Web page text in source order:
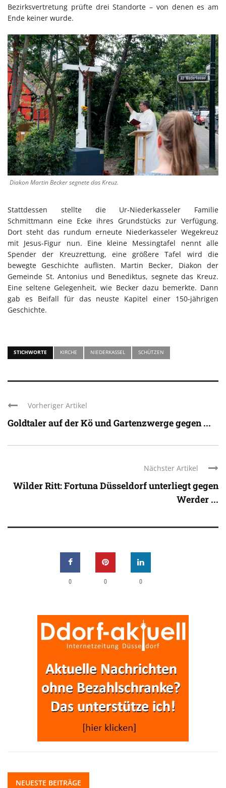
Bezirksvertretung prüfte drei Standorte – von denen es am
Ende keiner wurde.
Diakon Martin Becker segnete das Kreuz.
Stattdessen stellte die Ur-Niederkasseler Familie
Schmittmann eine Ecke ihres Grundstücks zur Verfügung.
Dort steht das rundum erneute Niederkasseler Wegekreuz
mit Jesus-Figur nun. Eine kleine Messingtafel nennt alle
Spender der Kreuzrettung, eine größere Tafel wird die
bewegte Geschichte auflisten. Martin Becker, Diakon der
Gemeinde St. Antonius und Benediktus, segnete das Kreuz.
Eine seltene Gelegenheit, wie Becker dazu bemerkte. Dann
gab es Beifall für das neuste Kapitel einer 150-jährigen
Geschichte.
STICHWORTE KIRCHE NIEDERKASSEL SCHÜTZEN
Vorheriger Artikel
Goldtaler auf der Kö und Gartenzwerge gegen ...
Nächster Artikel
Wilder Ritt: Fortuna Düsseldorf unterliegt gegen
Werder ...
0 0 0
NEUESTE BEITRÄGE